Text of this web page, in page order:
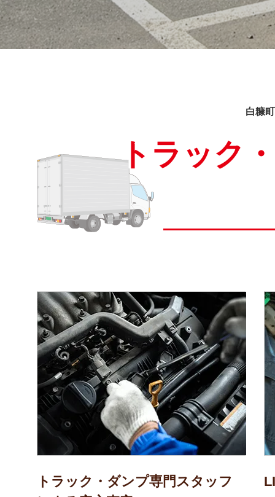
白糠
トラック
トラック・ダンプ専門スタッフ